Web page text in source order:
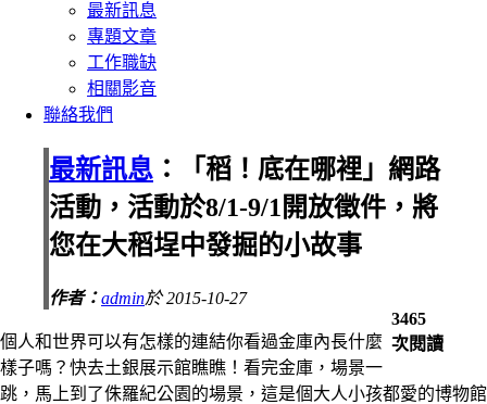
最新訊息
專題文章
工作職缺
相關影音
聯絡我們
最新訊息 ：「稻！底在哪裡」網路
活動，活動於8/1-9/1開放徵件，將
您在大稻埕中發掘的小故事
作者：admin於 2015-10-27
3465
次閱讀
個人和世界可以有怎樣的連結你看過金庫內長什麼
樣子嗎？快去土銀展示館瞧瞧！看完金庫，場景一
跳，馬上到了侏羅紀公園的場景，這是個大人小孩都愛的博物館